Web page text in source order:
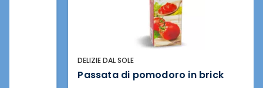
DELIZIE DAL SOLE
Passata di pomodoro in brick